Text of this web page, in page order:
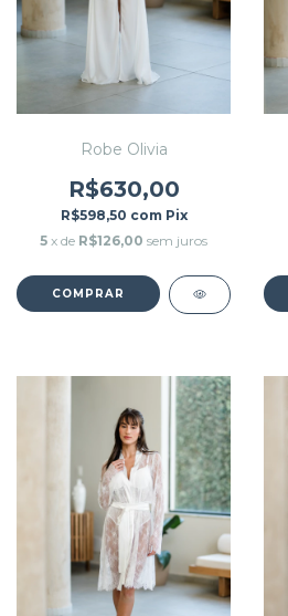
Robe Olivia
R$630,00
R$598,50 com Pix
5 x de R$126,00 sem juros
COMPRAR